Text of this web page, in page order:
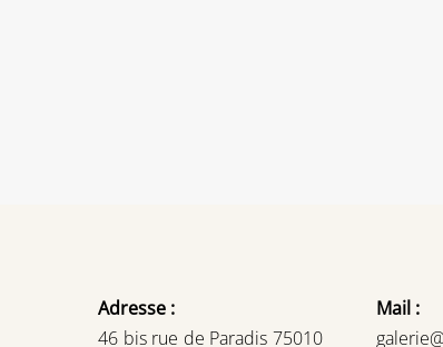
Adresse :
46 bis rue de Paradis 75010
Mail :